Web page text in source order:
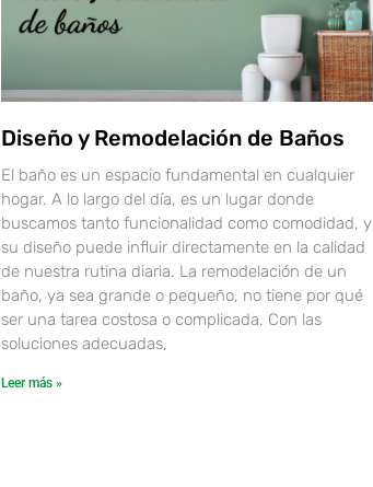
Diseño y Remodelación de Baños
El baño es un espacio fundamental en cualquier
hogar. A lo largo del día, es un lugar donde
buscamos tanto funcionalidad como comodidad, y
su diseño puede influir directamente en la calidad
de nuestra rutina diaria. La remodelación de un
baño, ya sea grande o pequeño, no tiene por qué
ser una tarea costosa o complicada. Con las
soluciones adecuadas,
Leer más »